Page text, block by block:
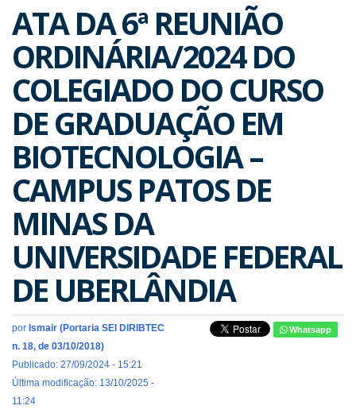
ATA DA 6ª REUNIÃO
ORDINÁRIA/2024 DO
COLEGIADO DO CURSO
DE GRADUAÇÃO EM
BIOTECNOLOGIA –
CAMPUS PATOS DE
MINAS DA
UNIVERSIDADE FEDERAL
DE UBERLÂNDIA
por Ismair (Portaria SEI DIRIBTEC
n. 18, de 03/10/2018)
Publicado: 27/09/2024 - 15:21
Última modificação: 13/10/2025 -
11:24
Whatsapp